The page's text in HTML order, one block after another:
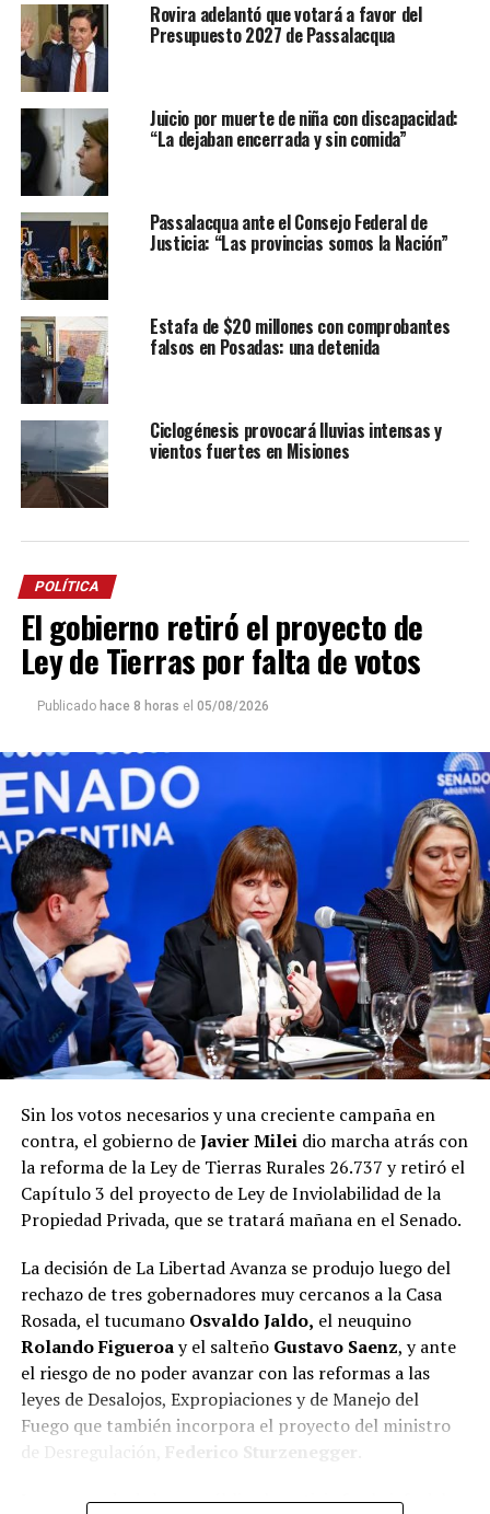
Rovira adelantó que votará a favor del
Presupuesto 2027 de Passalacqua
Juicio por muerte de niña con discapacidad:
“La dejaban encerrada y sin comida”
Passalacqua ante el Consejo Federal de
Justicia: “Las provincias somos la Nación”
Estafa de $20 millones con comprobantes
falsos en Posadas: una detenida
Ciclogénesis provocará lluvias intensas y
vientos fuertes en Misiones
POLÍTICA
El gobierno retiró el proyecto de
Ley de Tierras por falta de votos
Publicado hace 8 horas el 05/08/2026
Sin los votos necesarios y una creciente campaña en
contra, el gobierno deJavier Mileidio marcha atrás con
la reforma de la Ley de Tierras Rurales 26.737 y retiró el
Capítulo 3 del proyecto de Ley de Inviolabilidad de la
Propiedad Privada, que se tratará mañana en el Senado.
La decisión de La Libertad Avanza se produjo luego del
rechazo de tres gobernadores muy cercanos a la Casa
Rosada, el tucumano Osvaldo Jaldo, el neuquino
Rolando Figueroay el salteño Gustavo Saenz, y ante
el riesgo de no poder avanzar con las reformas a las
leyes de Desalojos, Expropiaciones y de Manejo del
Fuego que también incorpora el proyecto del ministro
de Desregulación, Federico Sturzenegger
La encargada de hacer pública la noticia fue la jefa del